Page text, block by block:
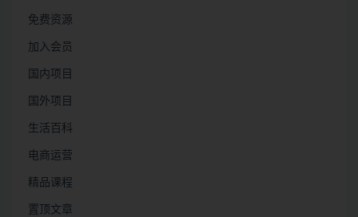
免费资源
加入会员
国内项目
国外项目
生活百科
电商运营
精品课程
置顶文章